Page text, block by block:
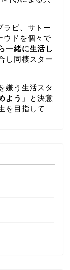
ラピ、サトー
ウドを個々で
一緒に生活し
し同棲スター
嫌う生活スタ
よう」
と決意
を目指して